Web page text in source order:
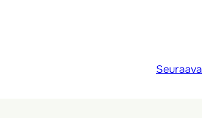
Seuraava